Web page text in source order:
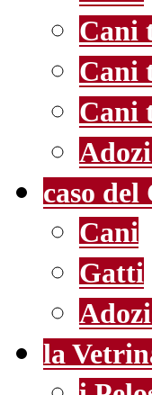
Cani
Cani
Cani
caso del
Cani
Gatti
la